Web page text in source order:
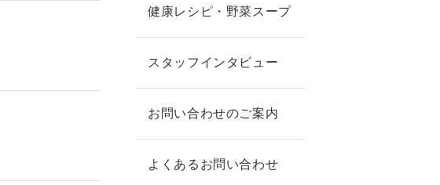
健康レシピ・野菜スープ
スタッフインタビュー
お問い合わせのご案内
よくあるお問い合わせ